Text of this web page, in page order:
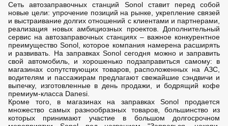
Сеть автозаправочных станций Sonol ставит перед собой
новые цели: упрочение позиций на рынке, укрепление связей
и выстраивание долгих отношений с клиентами и партнерами,
реализация новых амбициозных проектов. Дополнительный
сервис на автозаправочных станциях – важное конкурентное
преимущество Sonol, которое компания намерена расширять
и развивать. На заправках Sonol сегодня можно и заправить
свой автомобиль, и хорошенько подзаправиться самому: в
магазинах сопутствующих товаров, расположенных на АЗС,
водителям и пассажирам предлагают свежайшие сэндвичи и
выпечку, изготовленные в день продажи, и бодрящий кофе
премиум-класса Danesi.
Кроме того, в магазинах на заправках Sonol продается
множество самых разнообразных товаров, большинство из
которых принимают участие в большом долгосрочном